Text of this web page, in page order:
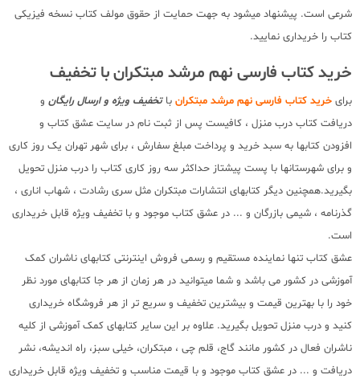
شرعی است. پیشنهاد میشود به جهت حمایت از حقوق مولف کتاب نسخه فیزیکی
کتاب را خریداری نمایید.
خرید کتاب فارسی نهم مرشد مبتکران با تخفیف
برای خرید کتاب فارسی نهم مرشد مبتکران با تخفیف ویژه و ارسال رایگان و
دریافت کتاب درب منزل ، کافیست پس از ثبت نام در سایت عشق کتاب و
افزودن کتابها به سبد خرید و پرداخت مبلغ سفارش ، برای شهر تهران یک روز کاری
و برای شهرستانها با پست پیشتاز حداکثر سه روز کاری کتاب را درب منزل تحویل
بگیرید.همچنین دیگر کتابهای انتشارات مبتکران مثل سری رشادت ، شهاب اناری ،
گذرنامه ، شیمی بازرگان و ... در عشق کتاب موجود و با تخفیف ویژه قابل خریداری
است.
عشق کتاب تنها نماینده مستقیم و رسمی فروش اینترنتی کتابهای ناشران کمک
آموزشی در کشور می باشد و شما میتوانید در هر زمان از هر جا کتابهای مورد نظر
خود را با بهترین قیمت و بیشترین تخفیف و سریع تر از هر فروشگاه خریداری
کنید و درب منزل تحویل بگیرید. علاوه بر این سایر کتابهای کمک آموزشی از کلیه
ناشران فعال در کشور مانند گاج، قلم چی ، مبتکران، خیلی سبز، راه اندیشه، نشر
دریافت و ... در عشق کتاب موجود و با قیمت مناسب و تخفیف ویژه قابل خریداری